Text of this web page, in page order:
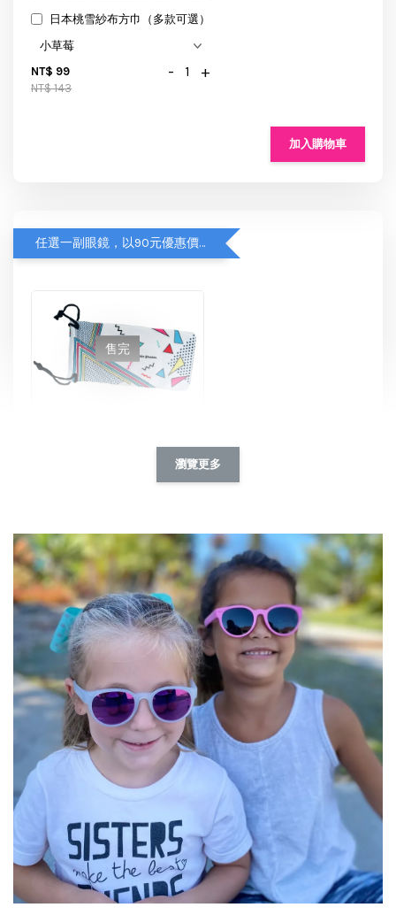
日本桃雪紗布方巾（多款可選）
NT$ 99
NT$ 143
- +
加入購物車
任選一副眼鏡，以90元優惠價加購【眼鏡袋】
售完
任選一副眼鏡，以99元優惠價加購【綁帶組】
售完
Roshambo專屬配件/替換鏡片
NT$ 99
NT$ 145
瀏覽更多